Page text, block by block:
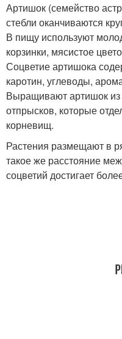
Артишок (семейство
стебли оканчиваются
В пищу используют
корзинки, мясистое
Соцветие артишока
каротин, углеводы,
Выращивают артишок
отпрысков, которые
корневищ.
Растения размещают в
такое же расстояние
соцветий достигает